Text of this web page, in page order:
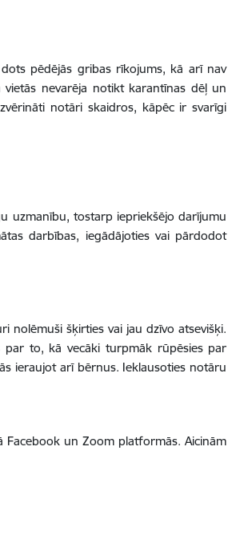
pēdējās gribas rīkojums, kā arī nav
nevarēja notikt karantīnas dēļ un
notāri skaidros, kāpēc ir svarīgi
uzmanību, tostarp iepriekšējo darījumu
darbības, iegādājoties vai pārdodot
nolēmuši šķirties vai jau dzīvo atsevišķi.
to, kā vecāki turpmāk rūpēsies par
ieraujot arī bērnus. Ieklausoties notāru
Facebook un Zoom platformās. Aicinām